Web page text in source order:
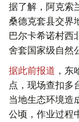
据了解，阿克索
桑德克套县交界
巴尔卡希诺村西
舍套国家级自然
据此前报道 ，
点，现场查扣多
当地生态环境造
公顷，作业过程